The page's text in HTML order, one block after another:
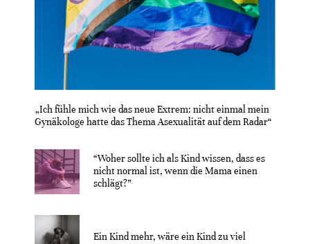
„Ich fühle mich wie das neue Extrem: nicht einmal mein
Gynäkologe hatte das Thema Asexualität auf dem Radar“
“Woher sollte ich als Kind wissen, dass es
nicht normal ist, wenn die Mama einen
schlägt?”
Ein Kind mehr, wäre ein Kind zu viel